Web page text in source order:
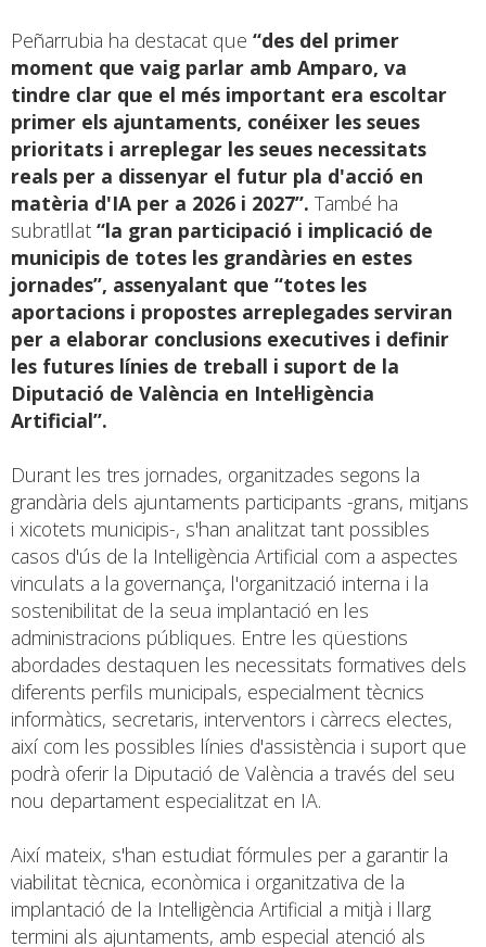
Peñarrubia ha destacat que “des del primer
moment que vaig parlar amb Amparo, va
tindre clar que el més important era escoltar
primer els ajuntaments, conéixer les seues
prioritats i arreplegar les seues necessitats
reals per a dissenyar el futur pla d'acció en
matèria d'IA per a 2026 i 2027”. També ha
subratllat “la gran participació i implicació de
municipis de totes les grandàries en estes
jornades”, assenyalant que “totes les
aportacions i propostes arreplegades serviran
per a elaborar conclusions executives i definir
les futures línies de treball i suport de la
Diputació de València en Intel·ligència
Artificial”.
Durant les tres jornades, organitzades segons la
grandària dels ajuntaments participants -grans, mitjans
i xicotets municipis-, s'han analitzat tant possibles
casos d'ús de la Intel·ligència Artificial com a aspectes
vinculats a la governança, l'organització interna i la
sostenibilitat de la seua implantació en les
administracions públiques. Entre les qüestions
abordades destaquen les necessitats formatives dels
diferents perfils municipals, especialment tècnics
informàtics, secretaris, interventors i càrrecs electes,
així com les possibles línies d'assistència i suport que
podrà oferir la Diputació de València a través del seu
nou departament especialitzat en IA.
Així mateix, s'han estudiat fórmules per a garantir la
viabilitat tècnica, econòmica i organitzativa de la
implantació de la Intel·ligència Artificial a mitjà i llarg
termini als ajuntaments, amb especial atenció als